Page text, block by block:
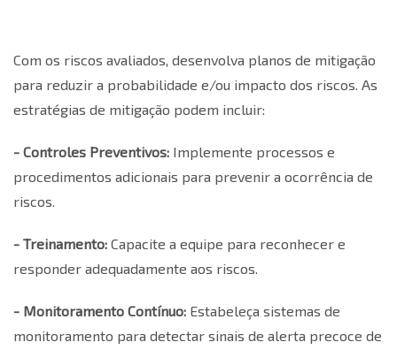
Com os riscos avaliados, desenvolva planos de mitigação
para reduzir a probabilidade e/ou impacto dos riscos. As
estratégias de mitigação podem incluir:
- Controles Preventivos: Implemente processos e
procedimentos adicionais para prevenir a ocorrência de
riscos.
- Treinamento: Capacite a equipe para reconhecer e
responder adequadamente aos riscos.
- Monitoramento Contínuo: Estabeleça sistemas de
monitoramento para detectar sinais de alerta precoce de